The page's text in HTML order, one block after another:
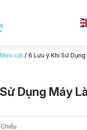
vặt/ 6 Lưu ý Khi Sử
Dụng Máy